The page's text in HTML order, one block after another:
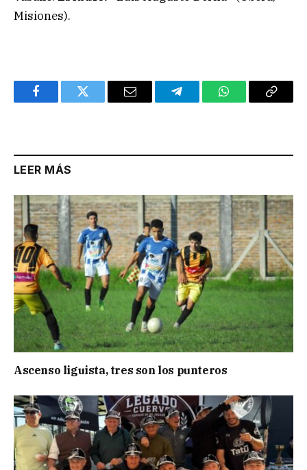
Misiones).
FacebookTwitter Email TelegramWhatsAppCopy
LEER MÁS
Ascenso liguista, tres son los punteros